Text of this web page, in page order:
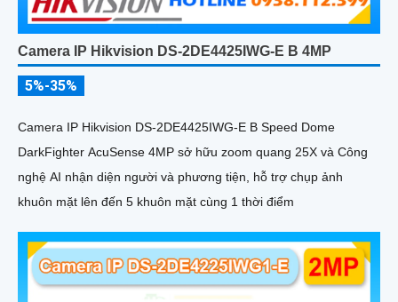
Camera IP Hikvision DS-2DE4425IWG-E B 4MP
5%-35%
Camera IP Hikvision DS-2DE4425IWG-E B Speed Dome
DarkFighter AcuSense 4MP sở hữu zoom quang 25X và Công
nghệ AI nhận diện người và phương tiện, hỗ trợ chụp ảnh
khuôn mặt lên đến 5 khuôn mặt cùng 1 thời điểm